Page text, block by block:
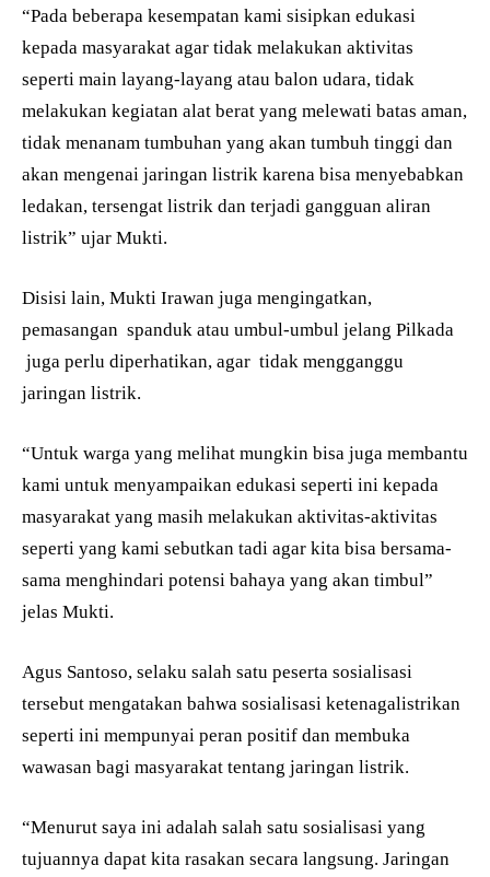
“Pada beberapa kesempatan kami sisipkan edukasi
kepada masyarakat agar tidak melakukan aktivitas
seperti main layang-layang atau balon udara, tidak
melakukan kegiatan alat berat yang melewati batas aman,
tidak menanam tumbuhan yang akan tumbuh tinggi dan
akan mengenai jaringan listrik karena bisa menyebabkan
ledakan, tersengat listrik dan terjadi gangguan aliran
listrik” ujar Mukti.
Disisi lain, Mukti Irawan juga mengingatkan,
pemasangan spanduk atau umbul-umbul jelang Pilkada
juga perlu diperhatikan, agar tidak mengganggu
jaringan listrik.
“Untuk warga yang melihat mungkin bisa juga membantu
kami untuk menyampaikan edukasi seperti ini kepada
masyarakat yang masih melakukan aktivitas-aktivitas
seperti yang kami sebutkan tadi agar kita bisa bersama-
sama menghindari potensi bahaya yang akan timbul”
jelas Mukti.
Agus Santoso, selaku salah satu peserta sosialisasi
tersebut mengatakan bahwa sosialisasi ketenagalistrikan
seperti ini mempunyai peran positif dan membuka
wawasan bagi masyarakat tentang jaringan listrik.
“Menurut saya ini adalah salah satu sosialisasi yang
tujuannya dapat kita rasakan secara langsung. Jaringan